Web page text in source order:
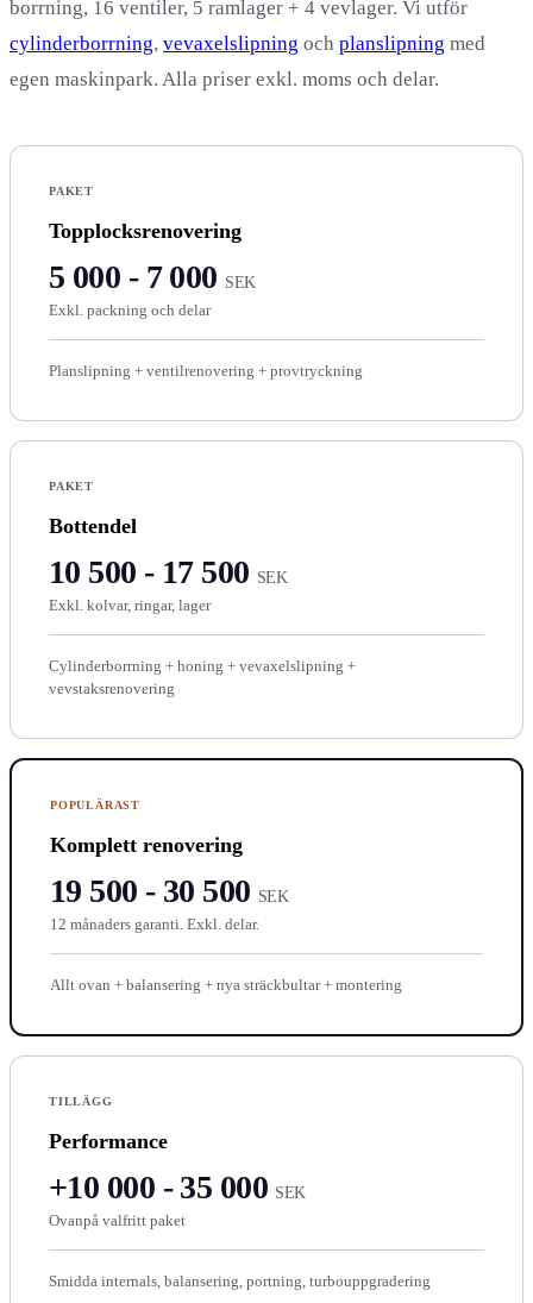
borrning, 16 ventiler, 5 ramlager + 4 vevlager. Vi utför
cylinderborrning, vevaxelslipning och planslipning med
egen maskinpark. Alla priser exkl. moms och delar.
PAKET
Topplocksrenovering
5 000 - 7 000 SEK
Exkl. packning och delar
Planslipning + ventilrenovering + provtryckning
PAKET
Bottendel
10 500 - 17 500 SEK
Exkl. kolvar, ringar, lager
Cylinderborrning + honing + vevaxelslipning +
vevstaksrenovering
POPULÄRAST
Komplett renovering
19 500 - 30 500 SEK
12 månaders garanti. Exkl. delar.
Allt ovan + balansering + nya sträckbultar + montering
TILLÄGG
Performance
+10 000 - 35 000 SEK
Ovanpå valfritt paket
Smidda internals, balansering, portning, turbouppgradering